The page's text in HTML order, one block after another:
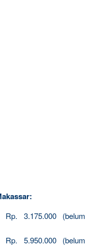
3.175.000 (belum
5.950.000 (belum